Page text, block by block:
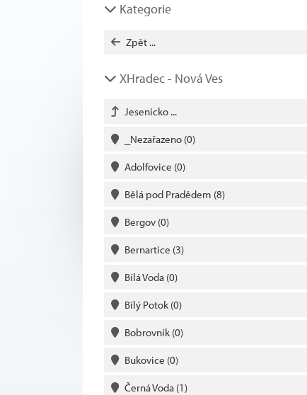
Kategorie
Zpět ...
XHradec - Nová Ves
Jesenicko ...
_Nezařazeno (0)
Adolfovice (0)
Bělá pod Pradědem (8)
Bergov (0)
Bernartice (3)
Bílá Voda (0)
Bílý Potok (0)
Bobrovník (0)
Bukovice (0)
Černá Voda (1)